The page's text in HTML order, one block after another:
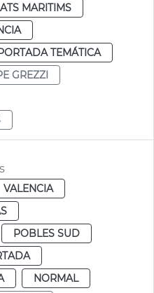
MARITIMS
TEMÁTICA
GREZZI
VALENCIA
POBLES SUD
NORMAL